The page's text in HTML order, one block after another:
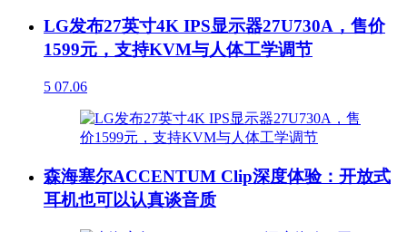
LG发布27英寸4K IPS显示器27U730A，售价
1599元，支持KVM与人体工学调节
5 07.06
森海塞尔ACCENTUM Clip深度体验：开放式
耳机也可以认真谈音质